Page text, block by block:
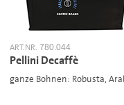
ART.NR. 780.044
Pellini Decaffè
ganze Bohnen: Robusta,